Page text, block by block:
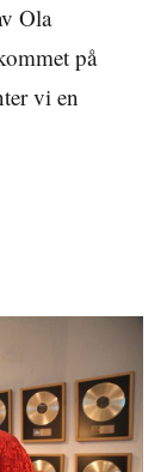
Ola
på
vi en